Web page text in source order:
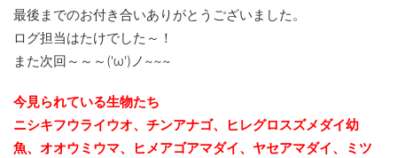
最後までのお付き合いありがとうございました。
ログ担当はたけでした～！
また次回～～～('ω')ノ~~~
今見られている生物たち
ニシキフウライウオ、チンアナゴ、ヒレグロスズメダイ幼
魚、 オオウミウマ、ヒメアゴアマダイ、ヤセアマダイ、ミツ